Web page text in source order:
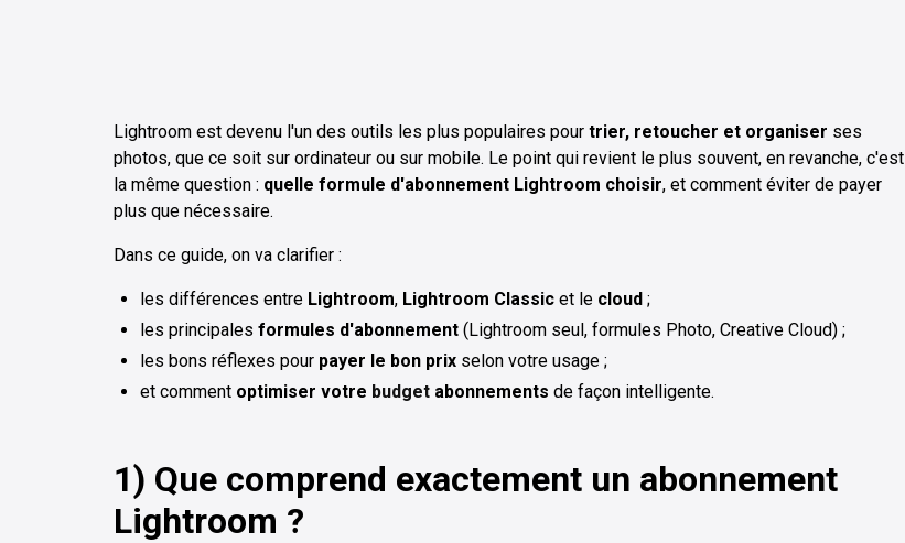
Lightroom est devenu l'un des outils les plus populaires pour trier, retoucher et organiser ses
photos, que ce soit sur ordinateur ou sur mobile. Le point qui revient le plus souvent, en revanche, c'est
la même question : quelle formule d'abonnement Lightroom choisir, et comment éviter de payer
plus que nécessaire.
Dans ce guide, on va clarifier :
les différences entre Lightroom, Lightroom Classic et le cloud ;
les principales formules d'abonnement (Lightroom seul, formules Photo, Creative Cloud) ;
les bons réflexes pour payer le bon prix selon votre usage ;
et comment optimiser votre budget abonnements de façon intelligente.
1) Que comprend exactement un abonnement
Lightroom ?